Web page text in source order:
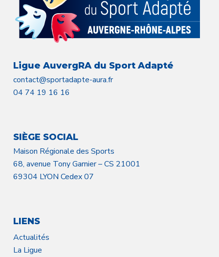
Ligue AuvergRA du Sport Adapté
contact@sportadapte-aura.fr
04 74 19 16 16
SIÈGE SOCIAL
Maison Régionale des Sports
68, avenue Tony Garnier – CS 21001
69304 LYON Cedex 07
LIENS
Actualités
La Ligue